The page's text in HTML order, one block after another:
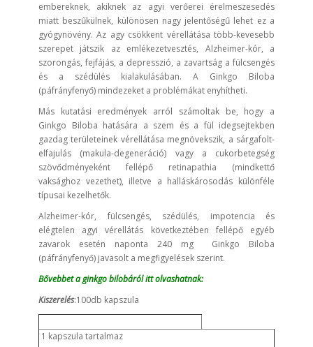
embereknek, akiknek az agyi verőerei érelmeszesedés
miatt beszűkülnek, különösen nagy jelentőségű lehet ez a
gyógynövény. Az agy csökkent vérellátása több-kevesebb
szerepet játszik az emlékezetvesztés, Alzheimer-kór, a
szorongás, fejfájás, a depresszió, a zavartság a fülcsengés
és a szédülés kialakulásában. A Ginkgo Biloba
(páfrányfenyő) mindezeket a problémákat enyhítheti.
Más kutatási eredmények arról számoltak be, hogy a
Ginkgo Biloba hatására a szem és a fül idegsejtekben
gazdag területeinek vérellátása megnövekszik, a sárgafolt-
elfajulás (makula-degeneráció) vagy a cukorbetegség
szövődményeként fellépő retinapathia (mindkettő
vaksághoz vezethet), illetve a halláskárosodás különféle
típusai kezelhetők.
Alzheimer-kór, fülcsengés, szédülés, impotencia és
elégtelen agyi vérellátás következtében fellépő egyéb
zavarok esetén naponta 240 mg Ginkgo Biloba
(páfrányfenyő) javasolt a megfigyelések szerint.
Bővebbet a ginkgo bilobáról itt olvashatnak:
Kiszerelés:100db kapszula
1 kapszula tartalmaz